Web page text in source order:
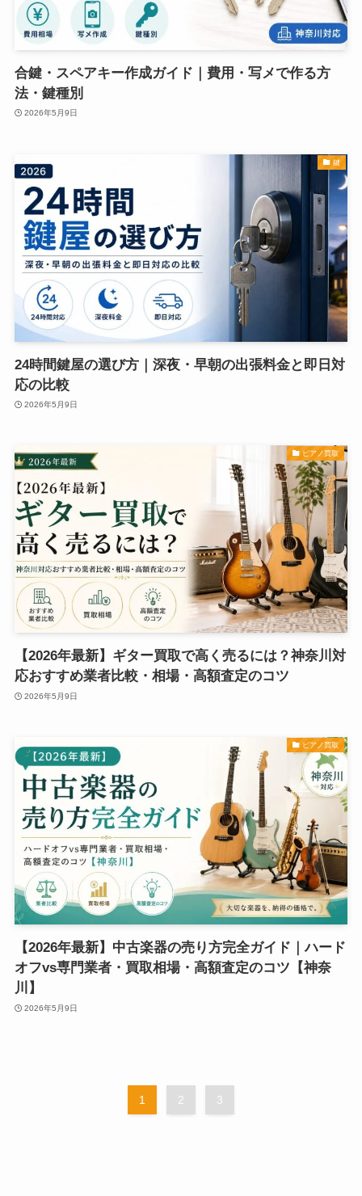
合鍵・スペアキー作成ガイド｜費用・写メで作る方
法・鍵種別
2026年5月9日
鍵
24時間鍵屋の選び方｜深夜・早朝の出張料金と即日対
応の比較
2026年5月9日
ピアノ買取
【2026年最新】ギター買取で高く売るには？神奈川対
応おすすめ業者比較・相場・高額査定のコツ
2026年5月9日
ピアノ買取
【2026年最新】中古楽器の売り方完全ガイド｜ハード
オフvs専門業者・買取相場・高額査定のコツ【神奈
川】
2026年5月9日
1 2 3